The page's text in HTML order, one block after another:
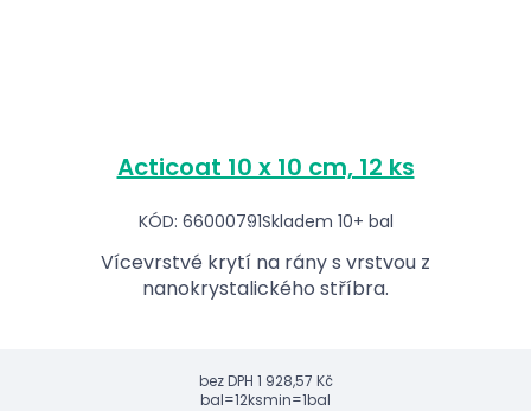
Acticoat 10 x 10 cm, 12 ks
KÓD: 66000791Skladem 10+ bal
Vícevrstvé krytí na rány s vrstvou z
nanokrystalického stříbra.
bez DPH 1 928,57 Kč
bal=12ksmin=1bal